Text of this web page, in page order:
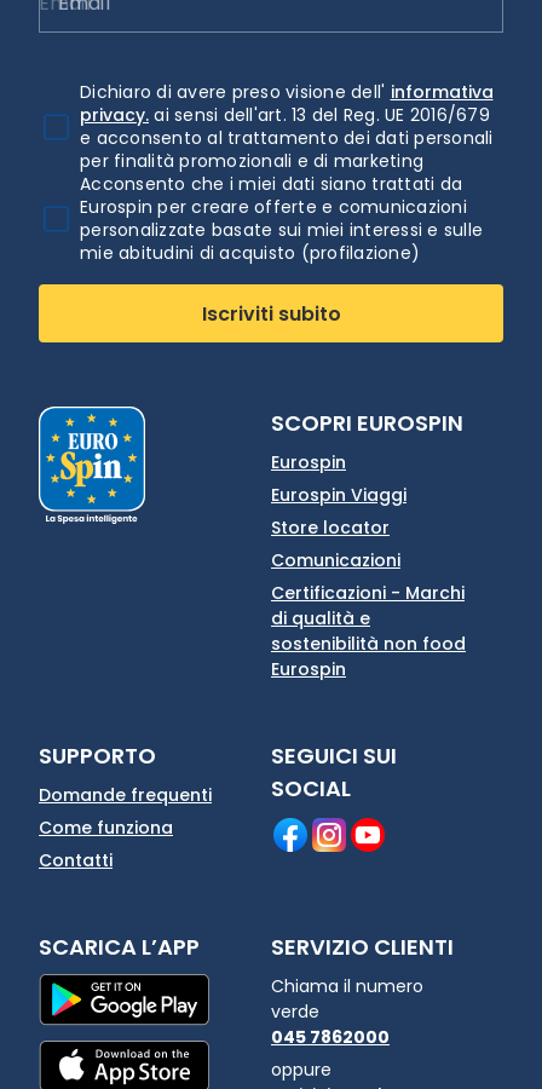
Dichiaro di avere preso visione dell' informativa
privacy. ai sensi dell'art. 13 del Reg. UE 2016/679
e acconsento al trattamento dei dati personali
per finalità promozionali e di marketing
Acconsento che i miei dati siano trattati da
Eurospin per creare offerte e comunicazioni
personalizzate basate sui miei interessi e sulle
mie abitudini di acquisto (profilazione)
Iscriviti subito
SCOPRI EUROSPIN
Eurospin
Eurospin Viaggi
Store locator
Comunicazioni
Certificazioni - Marchi
di qualità e
sostenibilità non food
Eurospin
SUPPORTO
Domande frequenti
Come funziona
Contatti
SEGUICI SUI
SOCIAL
SCARICA L’APP SERVIZIO CLIENTI
Chiama il numero
verde
045 7862000
oppure